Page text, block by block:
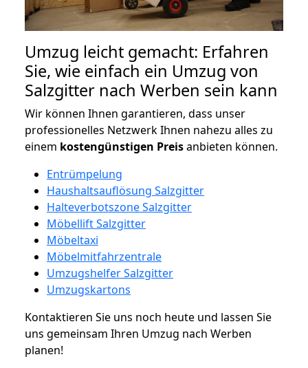
Umzug leicht gemacht: Erfahren
Sie, wie einfach ein Umzug von
Salzgitter nach Werben sein kann
Wir können Ihnen garantieren, dass unser
professionelles Netzwerk Ihnen nahezu alles zu
einem kostengünstigen Preisanbieten können.
Entrümpelung
Haushaltsauflösung Salzgitter
Halteverbotszone Salzgitter
Möbellift Salzgitter
Möbeltaxi
Möbelmitfahrzentrale
Umzugshelfer Salzgitter
Umzugskartons
Kontaktieren Sie uns noch heute und lassen Sie
uns gemeinsam Ihren Umzug nach Werben
planen!